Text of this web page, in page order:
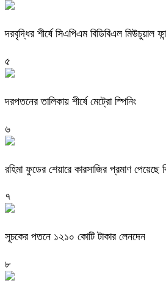
দরবৃদ্ধির শীর্ষে সিএপিএম বিডিবিএল মিউচুয়াল
৫
দরপতনের তালিকায় শীর্ষে মেট্রো স্পিনিং
৬
রহিমা ফুডের শেয়ারে কারসাজির প্রমাণ পেয়েছে
৭
সূচকের পতনে ১২১০ কোটি টাকার লেনদেন
৮